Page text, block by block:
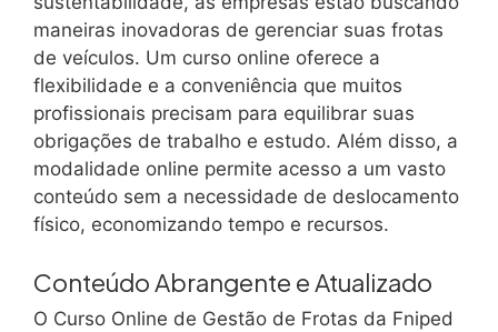
maneiras inovadoras de gerenciar suas frotas
de veículos. Um curso online oferece a
flexibilidade e a conveniência que muitos
profissionais precisam para equilibrar suas
obrigações de trabalho e estudo. Além disso, a
modalidade online permite acesso a um vasto
conteúdo sem a necessidade de deslocamento
físico, economizando tempo e recursos.
Conteúdo Abrangente e Atualizado
O Curso Online de Gestão de Frotas da Fniped